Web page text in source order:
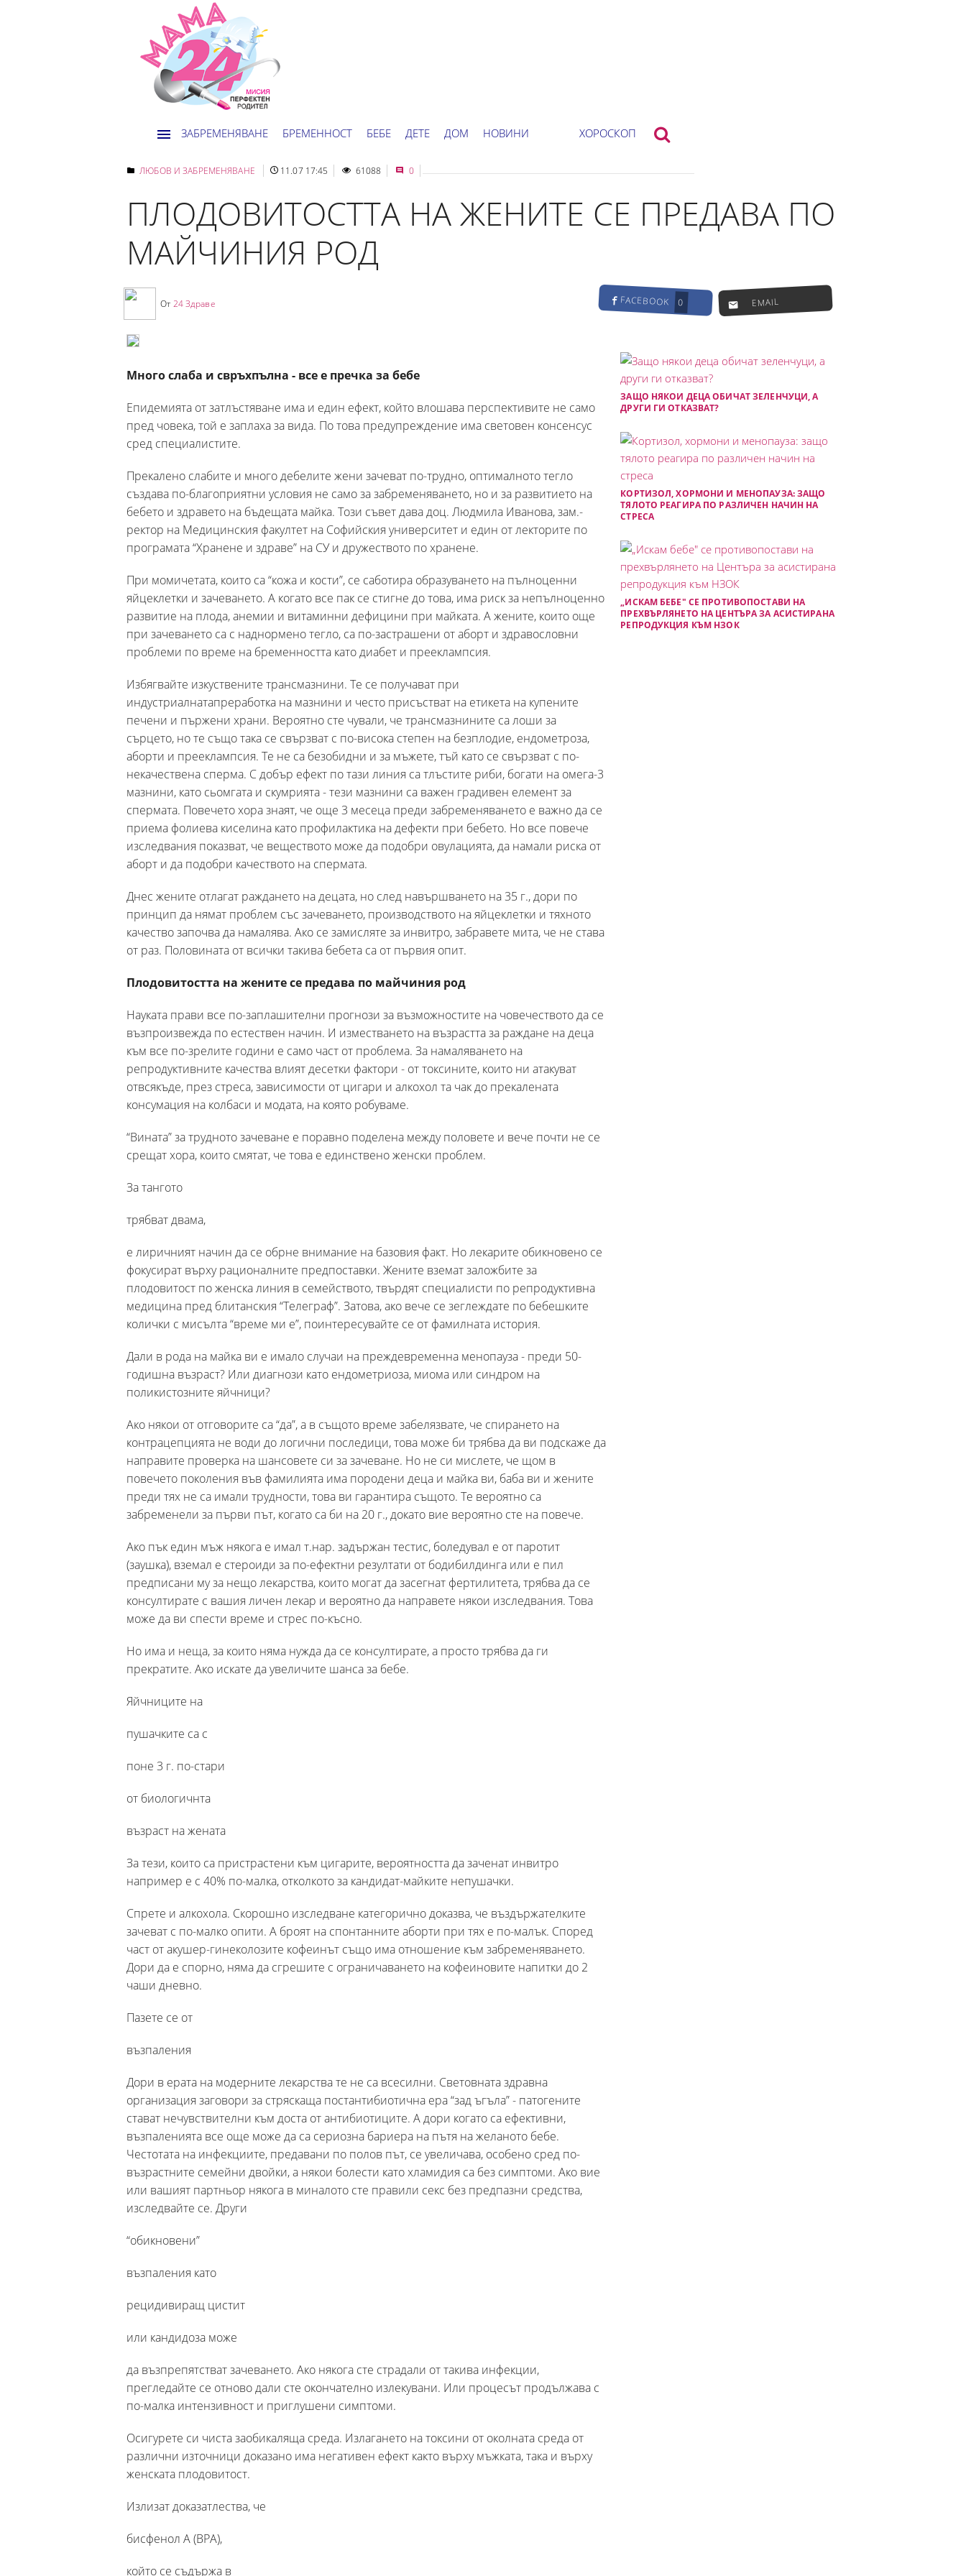
ЗАБРЕМЕНЯВАНЕ БРЕМЕННОСТ БЕБЕ ДЕТЕ ДОМ НОВИНИ ХОРОСКОП
ЛЮБОВ И ЗАБРЕМЕНЯВАНЕ 11.07 17:45 61088 0
ПЛОДОВИТОСТТА НА ЖЕНИТЕ СЕ ПРЕДАВА ПО
МАЙЧИНИЯ РОД
От 24 Здраве FACEBOOK 0 EMAIL
Много слаба и свръхпълна - все е пречка за бебе
Епидемията от затлъстяване има и един ефект, който влошава перспективите не само
пред човека, той е заплаха за вида. По това предупреждение има световен консенсус
сред специалистите.
Прекалено слабите и много дебелите жени зачеват по-трудно, оптималното тегло
създава по-благоприятни условия не само за забременяването, но и за развитието на
бебето и здравето на бъдещата майка. Този съвет дава доц. Людмила Иванова, зам.-
ректор на Медицинския факултет на Софийския университет и един от лекторите по
програмата “Хранене и здраве” на СУ и дружеството по хранене.
При момичетата, които са “кожа и кости”, се саботира образуването на пълноценни
яйцеклетки и зачеването. А когато все пак се стигне до това, има риск за непълноценно
развитие на плода, анемии и витаминни дефицини при майката. А жените, които още
при зачеването са с наднормено тегло, са по-застрашени от аборт и здравословни
проблеми по време на бременността като диабет и прееклампсия.
Избягвайте изкуствените трансмазнини. Те се получават при
индустриалнатапреработка на мазнини и често присъстват на етикета на купените
печени и пържени храни. Вероятно сте чували, че трансмазнините са лоши за
сърцето, но те също така се свързват с по-висока степен на безплодие, ендометроза,
аборти и прееклампсия. Те не са безобидни и за мъжете, тъй като се свързват с по-
некачествена сперма. С добър ефект по тази линия са тлъстите риби, богати на омега-3
мазнини, като сьомгата и скумрията - тези мазнини са важен градивен елемент за
спермата. Повечето хора знаят, че още 3 месеца преди забременяването е важно да се
приема фолиева киселина като профилактика на дефекти при бебето. Но все повече
изследвания показват, че веществото може да подобри овулацията, да намали риска от
аборт и да подобри качеството на спермата.
Днес жените отлагат раждането на децата, но след навършването на 35 г., дори по
принцип да нямат проблем със зачеването, производството на яйцеклетки и тяхното
качество започва да намалява. Ако се замисляте за инвитро, забравете мита, че не става
от раз. Половината от всички такива бебета са от първия опит.
Плодовитостта на жените се предава по майчиния род
Науката прави все по-заплашителни прогнози за възможностите на човечеството да се
възпроизвежда по естествен начин. И изместването на възрастта за раждане на деца
към все по-зрелите години е само част от проблема. За намаляването на
репродуктивните качества влият десетки фактори - от токсините, които ни атакуват
отвсякъде, през стреса, зависимости от цигари и алкохол та чак до прекалената
консумация на колбаси и модата, на която робуваме.
“Вината” за трудното зачеване е поравно поделена между половете и вече почти не се
срещат хора, които смятат, че това е единствено женски проблем.
За тангото
трябват двама,
е лиричният начин да се обрне внимание на базовия факт. Но лекарите обикновено се
фокусират върху рационалните предпоставки. Жените вземат заложбите за
плодовитост по женска линия в семейството, твърдят специалисти по репродуктивна
медицина пред блитанския “Телеграф”. Затова, ако вече се зеглеждате по бебешките
колички с мисълта “време ми е”, поинтересувайте се от фамилната история.
Дали в рода на майка ви е имало случаи на преждевременна менопауза - преди 50-
годишна възраст? Или диагнози като ендометриоза, миома или синдром на
поликистозните яйчници?
Ако някои от отговорите са “да”, а в същото време забелязвате, че спирането на
контрацепцията не води до логични последици, това може би трябва да ви подскаже да
направите проверка на шансовете си за зачеване. Но не си мислете, че щом в
повечето поколения във фамилията има породени деца и майка ви, баба ви и жените
преди тях не са имали трудности, това ви гарантира същото. Те вероятно са
забременели за първи път, когато са би на 20 г., докато вие вероятно сте на повече.
Ако пък един мъж някога е имал т.нар. задържан тестис, боледувал е от паротит
(заушка), вземал е стероиди за по-ефектни резултати от бодибилдинга или е пил
предписани му за нещо лекарства, които могат да засегнат фертилитета, трябва да се
консултирате с вашия личен лекар и вероятно да направете някои изследвания. Това
може да ви спести време и стрес по-късно.
Но има и неща, за които няма нужда да се консултирате, а просто трябва да ги
прекратите. Ако искате да увеличите шанса за бебе.
Яйчниците на
пушачките са с
поне 3 г. по-стари
от биологичнта
възраст на жената
За тези, които са пристрастени към цигарите, вероятността да заченат инвитро
например е с 40% по-малка, отколкото за кандидат-майките непушачки.
Спрете и алкохола. Скорошно изследване категорично доказва, че въздържателките
зачеват с по-малко опити. А броят на спонтанните аборти при тях е по-малък. Според
част от акушер-гинеколозите кофеинът също има отношение към забременяването.
Дори да е спорно, няма да сгрешите с ограничаването на кофеиновите напитки до 2
чаши дневно.
Пазете се от
възпаления
Дори в ерата на модерните лекарства те не са всесилни. Световната здравна
организация заговори за стряскаща постантибиотична ера “зад ъгъла” - патогените
стават нечувствителни към доста от антибиотиците. А дори когато са ефективни,
възпаленията все още може да са сериозна бариера на пътя на желаното бебе.
Честотата на инфекциите, предавани по полов път, се увеличава, особено сред по-
възрастните семейни двойки, а някои болести като хламидия са без симптоми. Ако вие
или вашият партньор някога в миналото сте правили секс без предпазни средства,
изследвайте се. Други
“обикновени”
възпаления като
рецидивиращ цистит
или кандидоза може
да възпрепятстват зачеването. Ако някога сте страдали от такива инфекции,
прегледайте се отново дали сте окончателно излекувани. Или процесът продължава с
по-малка интензивност и приглушени симптоми.
Осигурете си чиста заобикаляща среда. Излагането на токсини от околната среда от
различни източници доказано има негативен ефект както върху мъжката, така и върху
женската плодовитост.
Излизат доказатлества, че
бисфенол А (BPA),
който се съдържа в
ЗАЩО НЯКОИ ДЕЦА ОБИЧАТ ЗЕЛЕНЧУЦИ, А
ДРУГИ ГИ ОТКАЗВАТ?
КОРТИЗОЛ, ХОРМОНИ И МЕНОПАУЗА: ЗАЩО
ТЯЛОТО РЕАГИРА ПО РАЗЛИЧЕН НАЧИН НА
СТРЕСА
„ИСКАМ БЕБЕ" СЕ ПРОТИВОПОСТАВИ НА
ПРЕХВЪРЛЯНЕТО НА ЦЕНТЪРА ЗА АСИСТИРАНА
РЕПРОДУКЦИЯ КЪМ НЗОК